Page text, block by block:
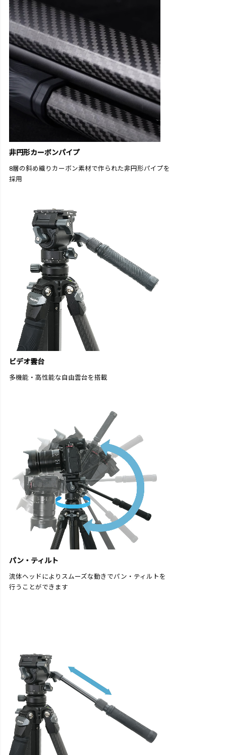
非円形カーボンパイプ
8層の斜め織りカーボン素材で作られた非円形パイプを
採用
ビデオ雲台
多機能・高性能な自由雲台を搭載
パン・ティルト
流体ヘッドによりスムーズな動きでパン・ティルトを
行うことができます